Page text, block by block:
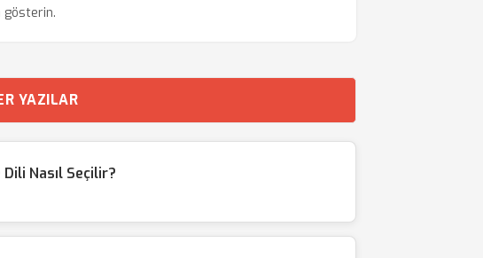
gösterin.
YAZILAR
Nasıl Seçilir?